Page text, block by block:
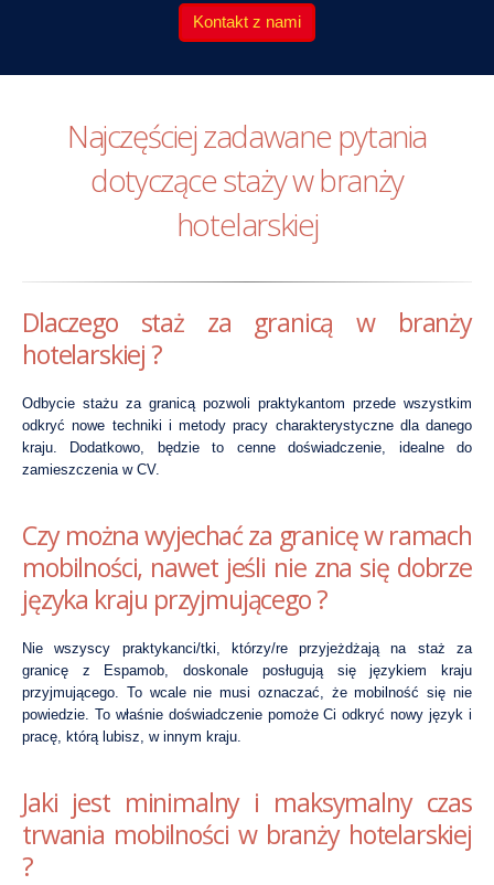
Kontakt z nami
Najczęściej zadawane pytania
dotyczące staży w branży
hotelarskiej
Dlaczego staż za granicą w branży
hotelarskiej ?
Odbycie stażu za granicą pozwoli praktykantom przede wszystkim
odkryć nowe techniki i metody pracy charakterystyczne dla danego
kraju. Dodatkowo, będzie to cenne doświadczenie, idealne do
zamieszczenia w CV.
Czy można wyjechać za granicę w ramach
mobilności, nawet jeśli nie zna się dobrze
języka kraju przyjmującego ?
Nie wszyscy praktykanci/tki, którzy/re przyjeżdżają na staż za
granicę z Espamob, doskonale posługują się językiem kraju
przyjmującego. To wcale nie musi oznaczać, że ​​mobilność się nie
powiedzie. To właśnie doświadczenie pomoże Ci odkryć nowy język i
pracę, którą lubisz, w innym kraju.
Jaki jest minimalny i maksymalny czas
trwania mobilności w branży hotelarskiej
?